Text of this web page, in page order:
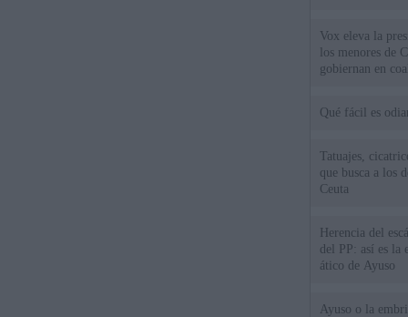
Vox eleva la
los menores de
gobiernan en
Qué fácil es
Tatuajes,
que busca a los
Ceuta
Herencia del
del PP: así es la
ático de Ayuso
Ayuso o la